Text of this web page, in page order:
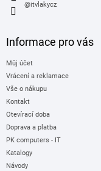
@itvlakycz
Informace pro vás
Můj účet
Vrácení a reklamace
Vše o nákupu
Kontakt
Otevírací doba
Doprava a platba
PK computers - IT
Katalogy
Návody